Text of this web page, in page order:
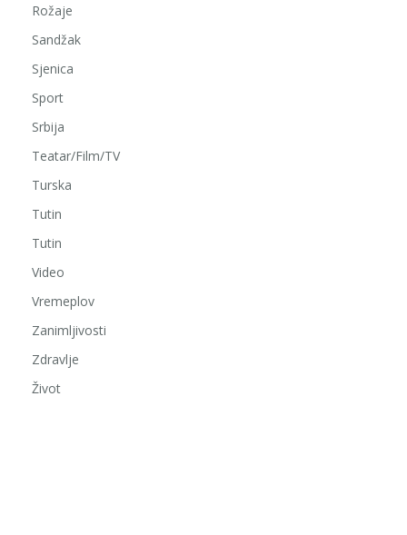
Rožaje
Sandžak
Sjenica
Sport
Srbija
Teatar/Film/TV
Turska
Tutin
Tutin
Video
Vremeplov
Zanimljivosti
Zdravlje
Život